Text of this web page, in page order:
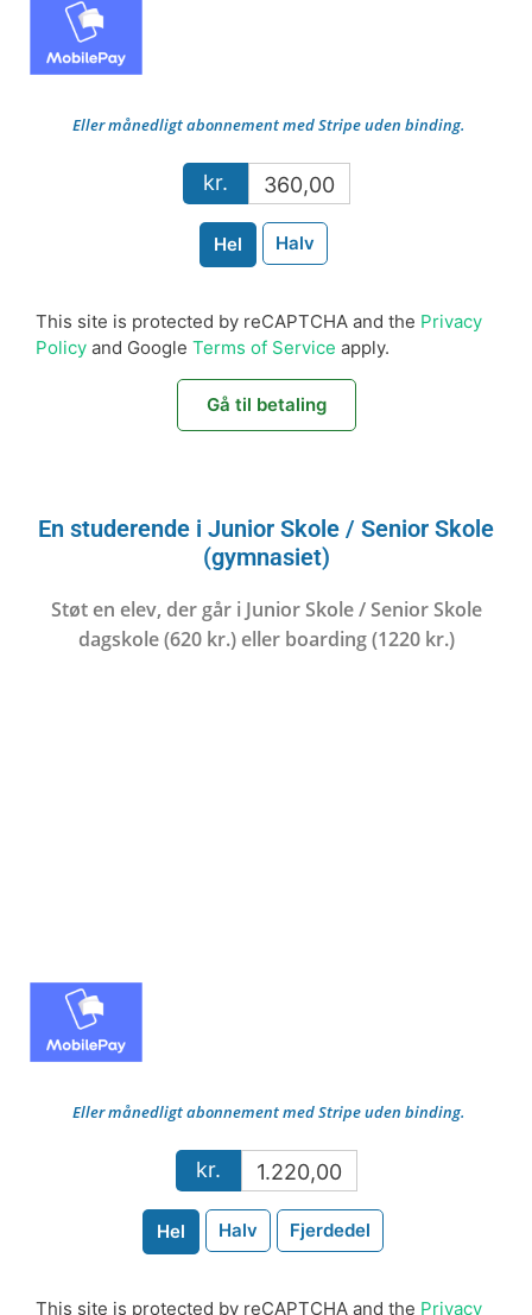
Eller månedligt abonnement med Stripe uden binding.
kr. 360,00
Hel Halv
This site is protected by reCAPTCHA and the Privacy
Policy and Google Terms of Service apply.
Gå til betaling
En studerende i Junior Skole / Senior Skole
(gymnasiet)
Støt en elev, der går i Junior Skole / Senior Skole
dagskole (620 kr.) eller boarding (1220 kr.)
Eller månedligt abonnement med Stripe uden binding.
kr. 1.220,00
Hel Halv Fjerdedel
This site is protected by reCAPTCHA and the Privacy